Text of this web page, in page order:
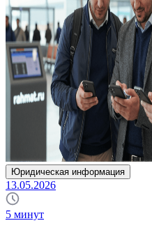
Юридическая информация
13.05.2026
5 минут